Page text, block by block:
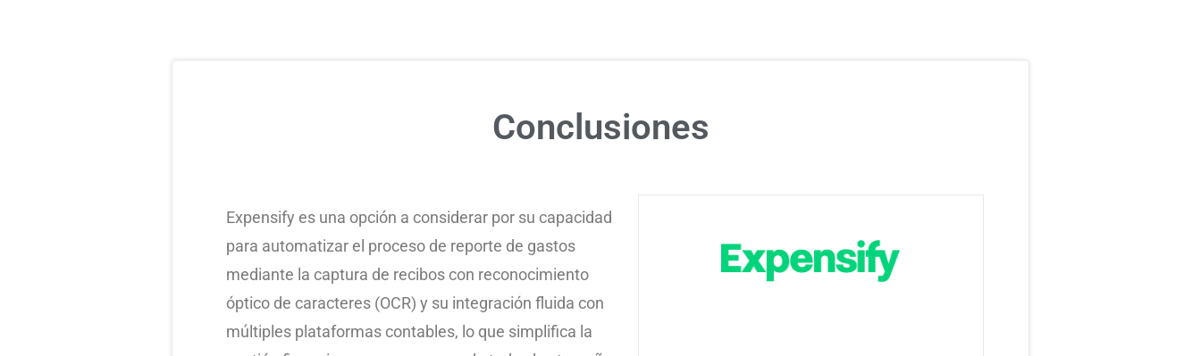
Conclusiones
Expensify es una opción a considerar por su capacidad
para automatizar el proceso de reporte de gastos
mediante la captura de recibos con reconocimiento
óptico de caracteres (OCR) y su integración fluida con
múltiples plataformas contables, lo que simplifica la